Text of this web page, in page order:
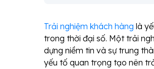
Trải nghiệm khách hàng là
trong thời đại số. Một trải
dựng niềm tin và sự trung
yếu tố quan trọng tạo nên